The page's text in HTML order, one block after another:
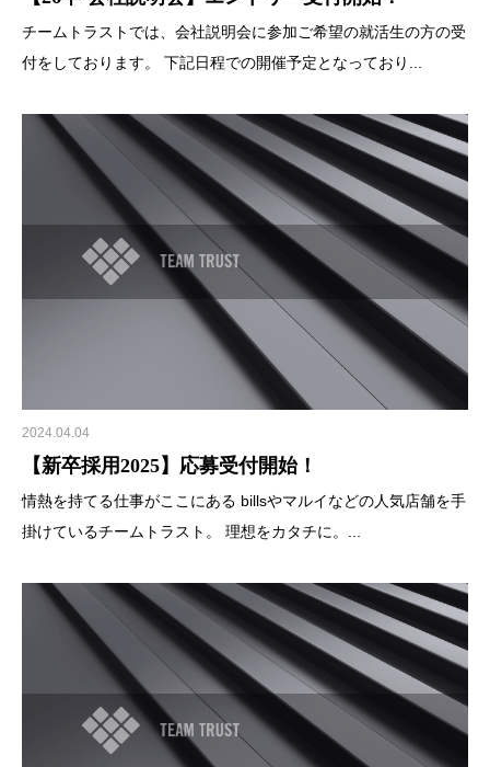
チームトラストでは、会社説明会に参加ご希望の就活生の方の受
付をしております。 下記日程での開催予定となっており...
2024.04.04
【新卒採用2025】応募受付開始！
情熱を持てる仕事がここにある billsやマルイなどの人気店舗を手
掛けているチームトラスト。 理想をカタチに。...